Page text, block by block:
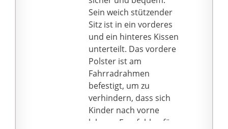
Lenkers, bei zu raschen
Fahrmanövern,
verhindert wird
Smoby Qualität seit
1924 – Der rote
Laufroller wurde unter
peniblen
Qualitätskontrollen in
Spanien hergestellt und
hält mit seinem
Sein weich stützender
Sitz ist in ein vorderes
und ein hinteres Kissen
unterteilt. Das vordere
Polster ist am
Fahrradrahmen
befestigt, um zu
verhindern, dass sich
Kinder nach vorne
lehnen. Empfohlen für